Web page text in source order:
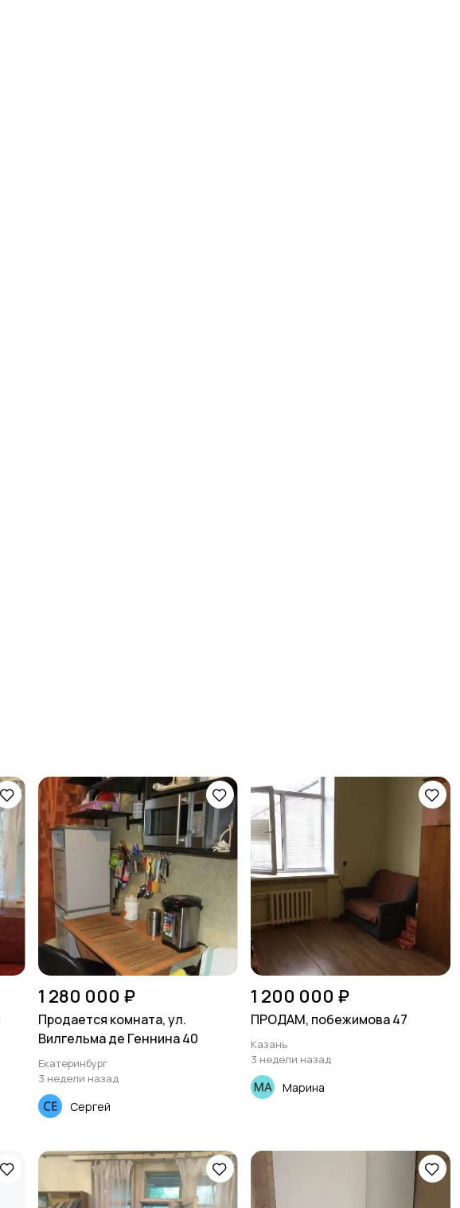
1 280 000 ₽
Продается комната, ул.
Вилгельма де Геннина 40
Екатеринбург
3 недели назад
Сергей
1 200 000 ₽
ПРОДАМ, побежимова 47
Казань
3 недели назад
Марина